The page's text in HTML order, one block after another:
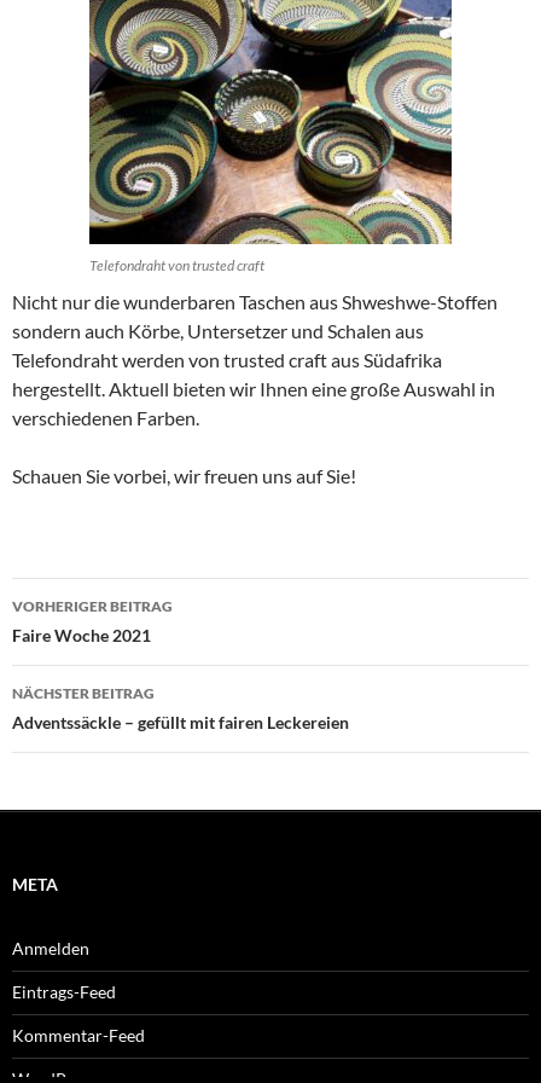
Telefondraht von trusted craft
Nicht nur die wunderbaren Taschen aus Shweshwe-Stoffen
sondern auch Körbe, Untersetzer und Schalen aus
Telefondraht werden von trusted craft aus Südafrika
hergestellt. Aktuell bieten wir Ihnen eine große Auswahl in
verschiedenen Farben.
Schauen Sie vorbei, wir freuen uns auf Sie!
Beitragsnavigation
VORHERIGER BEITRAG
Faire Woche 2021
NÄCHSTER BEITRAG
Adventssäckle – gefüllt mit fairen Leckereien
META
Anmelden
Eintrags-Feed
Kommentar-Feed